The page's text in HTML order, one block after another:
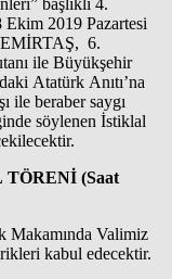
Ekim 2019 Pazartesi
6.
ile Büyükşehir
Atatürk Anıtı’na
ile beraber saygı
söylenen İstiklal
TÖRENİ (Saat
Makamında Valimiz
kabul edecektir.